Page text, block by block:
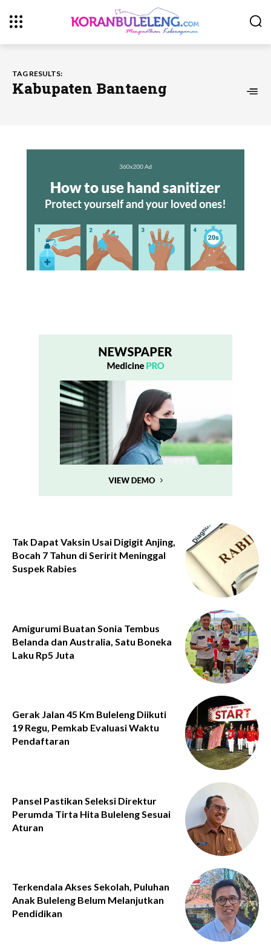
TAG RESULTS:
Kabupaten Bantaeng
Tak Dapat Vaksin Usai Digigit Anjing,
Bocah 7 Tahun di Seririt Meninggal
Suspek Rabies
Amigurumi Buatan Sonia Tembus
Belanda dan Australia, Satu Boneka
Laku Rp5 Juta
Gerak Jalan 45 Km Buleleng Diikuti
19 Regu, Pemkab Evaluasi Waktu
Pendaftaran
Pansel Pastikan Seleksi Direktur
Perumda Tirta Hita Buleleng Sesuai
Aturan
Terkendala Akses Sekolah, Puluhan
Anak Buleleng Belum Melanjutkan
Pendidikan